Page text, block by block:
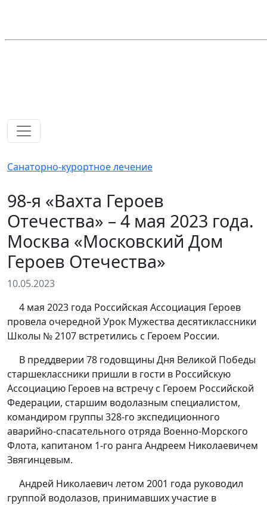
Санаторно-курортное лечение
98-я «Вахта Героев
Отечества» – 4 мая 2023 года.
Москва «Московский Дом
Героев Отечества»
10.05.2023
4 мая 2023 года Российская Ассоциация Героев
провела очередной Урок Мужества десятиклассники
Школы № 2107 встретились с Героем России.
В преддверии 78 годовщины Дня Великой Победы
старшеклассники пришли в гости в Российскую
Ассоциацию Героев на встречу с Героем Российской
Федерации, старшим водолазным специалистом,
командиром группы 328-го экспедиционного
аварийно-спасательного отряда Военно-Морского
Флота, капитаном 1-го ранга Андреем Николаевичем
Звягинцевым.
Андрей Николаевич летом 2001 года руководил
группой водолазов, принимавших участие в